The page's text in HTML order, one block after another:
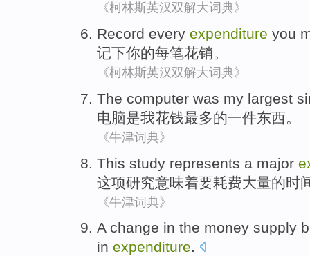
《柯林斯英汉双解大词典》
Record every expenditure you
记下你的每笔花销。
《柯林斯英汉双解大词典》
The computer was my largest
电脑是我花钱最多的一件东西。
《牛津词典》
This study represents a major
这项研究意味着要耗费大量的时
《牛津词典》
A change in the money supply
in expenditure.